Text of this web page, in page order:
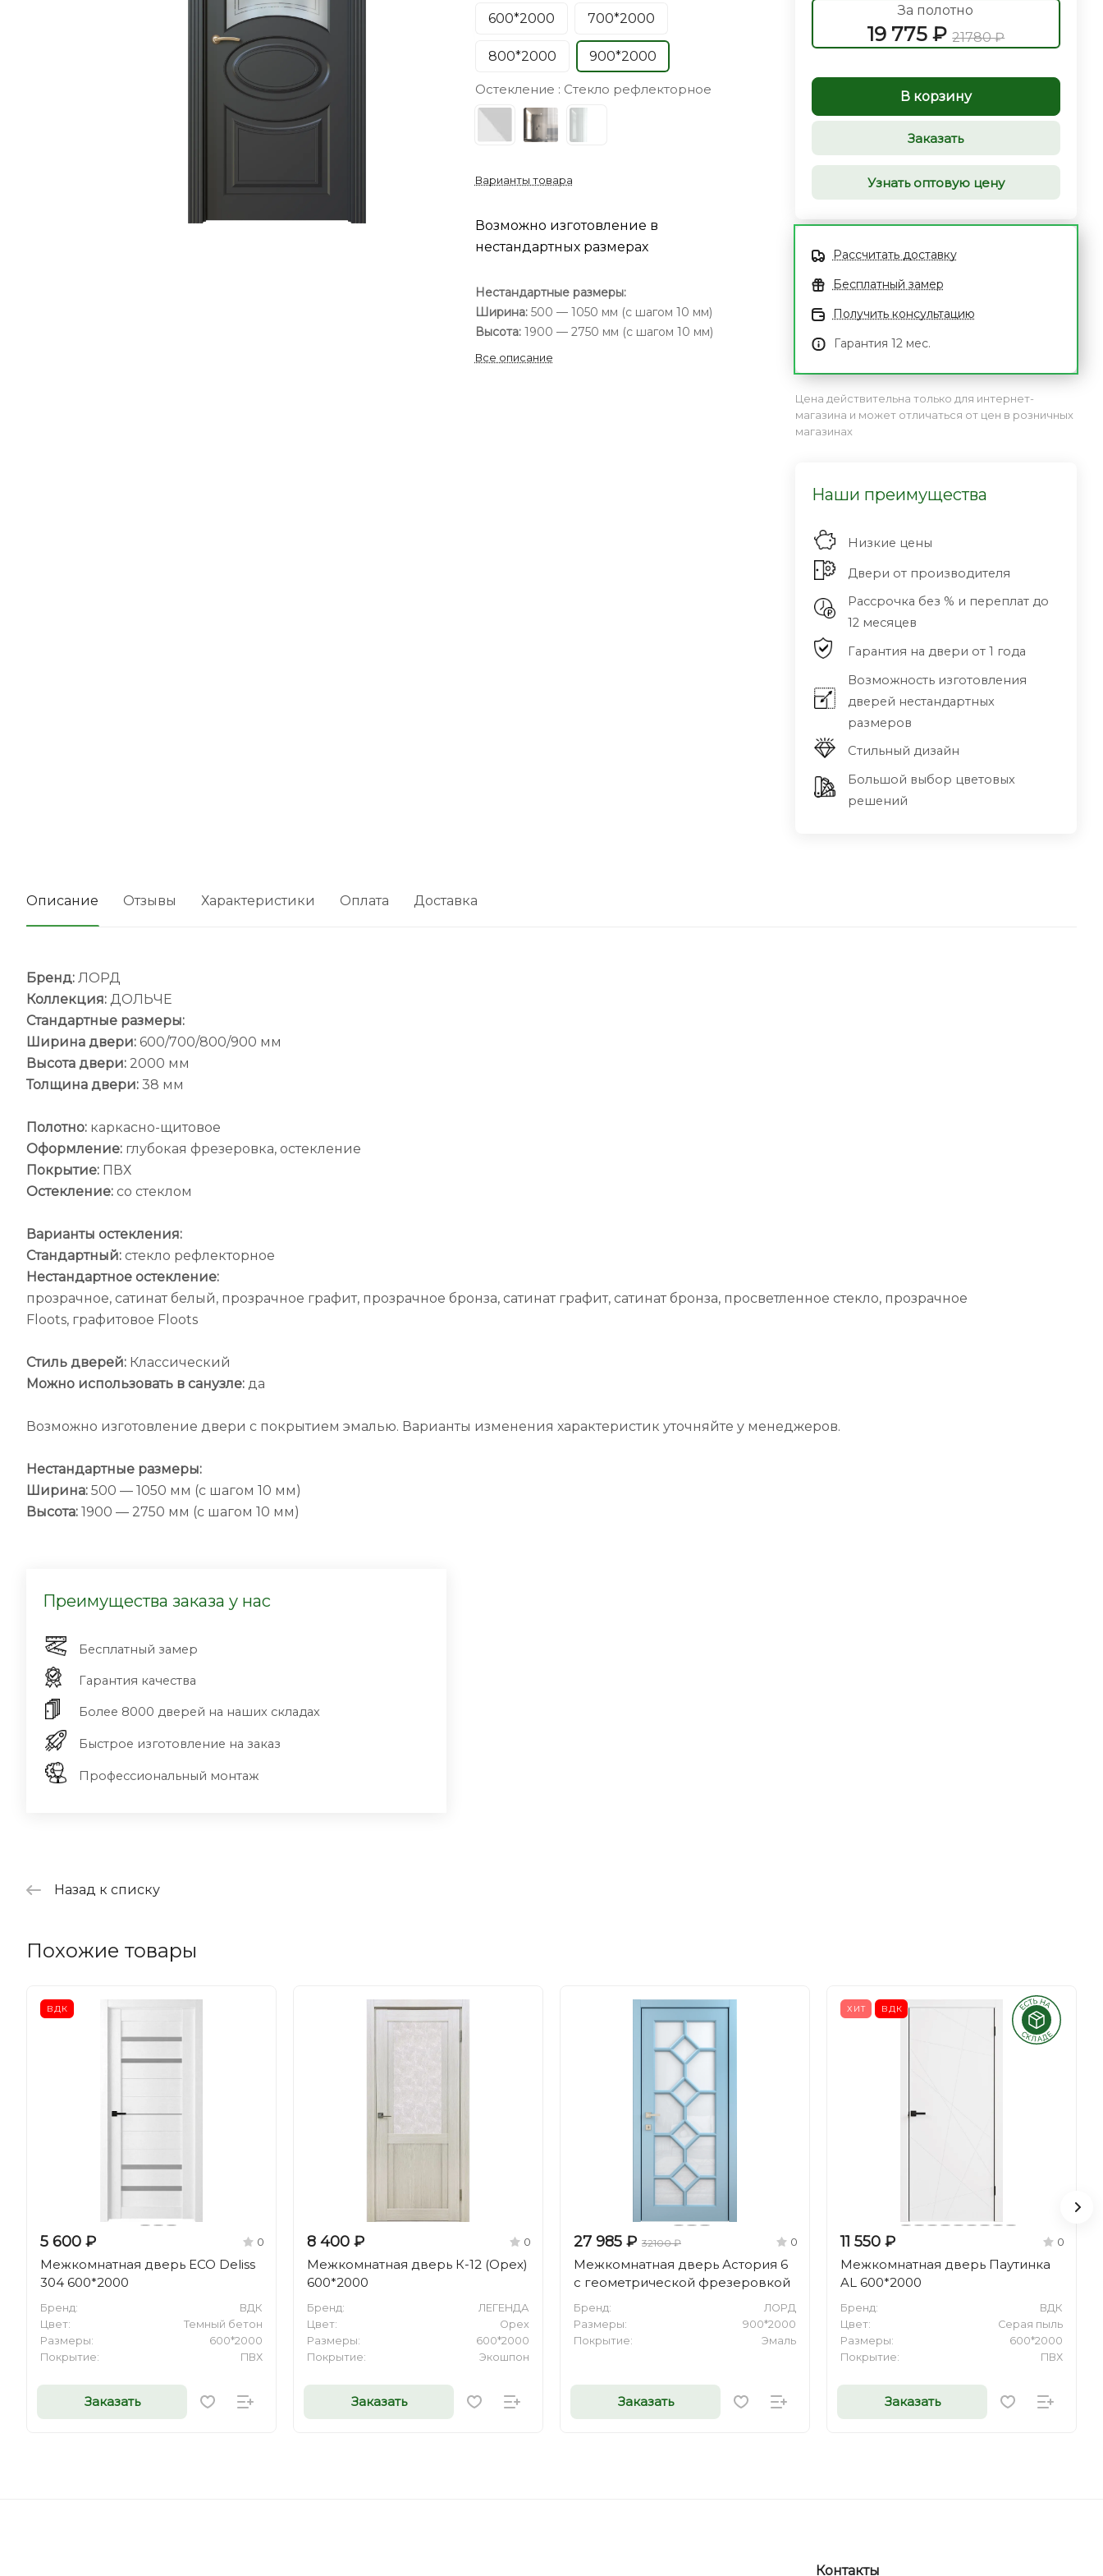
600*2000
700*2000
800*2000 900*2000
Остекление : Стекло рефлекторное
Варианты товара
Возможно изготовление в
нестандартных размерах
Нестандартные размеры:
Ширина:500 — 1050 мм (с шагом 10 мм)
Высота:1900 — 2750 мм (с шагом 10 мм)
Все описание
За полотно
19 775 ₽ 21780 ₽
В корзину
Заказать
Узнать оптовую цену
Рассчитать доставку
Бесплатный замер
Получить консультацию
Гарантия 12 мес.
Цена действительна только для интернет-
магазина и может отличаться от цен в розничных
магазинах
Наши преимущества
Низкие цены
Двери от производителя
Рассрочка без % и переплат до
12 месяцев
Гарантия на двери от 1 года
Возможность изготовления
дверей нестандартных
размеров
Стильный дизайн
Большой выбор цветовых
решений
Описание Отзывы Характеристики Оплата Доставка
Бренд: ЛОРД
Коллекция: ДОЛЬЧЕ
Стандартные размеры:
Ширина двери: 600/700/800/900 мм
Высота двери: 2000 мм
Толщина двери: 38 мм
Полотно: каркасно-щитовое
Оформление: глубокая фрезеровка, остекление
Покрытие: ПВХ
Остекление: со стеклом
Варианты остекления:
Стандартный: стекло рефлекторное
Нестандартное остекление:
прозрачное, сатинат белый, прозрачное графит, прозрачное бронза, сатинат графит, сатинат бронза, просветленное стекло, прозрачное
Floots, графитовое Floots
Стиль дверей: Классический
Можно использовать в санузле: да
Возможно изготовление двери с покрытием эмалью. Варианты изменения характеристик уточняйте у менеджеров.
Нестандартные размеры:
Ширина: 500 — 1050 мм (с шагом 10 мм)
Высота: 1900 — 2750 мм (с шагом 10 мм)
Преимущества заказа у нас
Бесплатный замер
Гарантия качества
Более 8000 дверей на наших складах
Быстрое изготовление на заказ
Профессиональный монтаж
Назад к списку
Похожие товары
ВДК
5 600 ₽ 0
Межкомнатная дверь ECO Deliss
304 600*2000
Бренд:
ВДК
Цвет:
Темный бетон
Размеры:
600*2000
Покрытие:
ПВХ
Заказать
8 400 ₽ 0
Межкомнатная дверь К-12 (Орех)
600*2000
Бренд:
ЛЕГЕНДА
Цвет:
Орех
Размеры:
600*2000
Покрытие:
Экошпон
Заказать
27 985 ₽ 32100 ₽ 0
Межкомнатная дверь Астория 6
с геометрической фрезеровкой
Бренд:
ЛОРД
Размеры:
900*2000
Покрытие:
Эмаль
Заказать
ХИТ ВДК
11 550 ₽ 0
Межкомнатная дверь Паутинка
AL 600*2000
Бренд:
ВДК
Цвет:
Серая пыль
Размеры:
600*2000
Покрытие:
ПВХ
Заказать
Контакты